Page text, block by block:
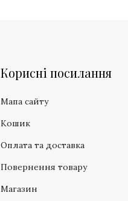
Корисні посилання
Мапа сайту
Кошик
Оплата та доставка
Повернення товару
Магазин